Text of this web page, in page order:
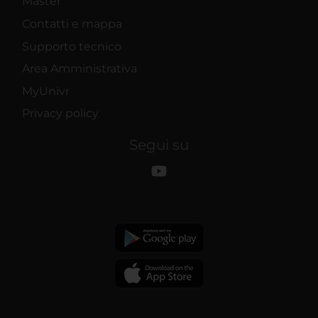
Contatti e mappa
Supporto tecnico
Area Amministrativa
MyUnivr
Privacy policy
Segui su